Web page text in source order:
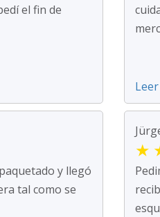
el fin de
Leer
y llegó
tal como se
★